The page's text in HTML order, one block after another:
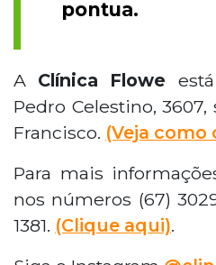
pontua.
A Clínica Flowe
Pedro Celestino, 3607,
Francisco. (Veja como
Para mais
nos números (67)
1381. (Clique aqui).